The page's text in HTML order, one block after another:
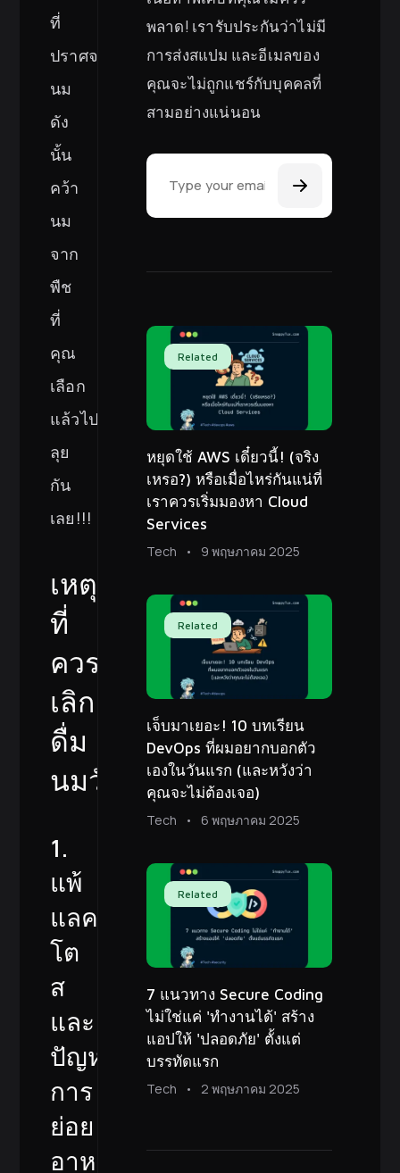
ที่
ปราศจาก
นม
ดัง
นั้น
คว้า
นม
จาก
พืช
ที่
คุณ
เลือก
แล้วไป
ลุย
กัน
เลย!!!
เหตุผล
ที่
ควร
เลิก
ดื่ม
นมวัว
1.
แพ้
แลค
โต
ส
และ
ปัญหา
การ
ย่อย
อาหาร
พลาด! เรารับประกันว่าไม่มี
การส่งสแปม และอีเมลของ
คุณจะไม่ถูกแชร์กับบุคคลที่
สามอย่างแน่นอน
Related
หยุดใช้ AWS เดี๋ยวนี้! (จริง
เหรอ?) หรือเมื่อไหร่กันแน่ที่
เราควรเริ่มมองหา Cloud
Services
Tech 9 พฤษภาคม 2025
Related
เจ็บมาเยอะ! 10 บทเรียน
DevOps ที่ผมอยากบอกตัว
เองในวันแรก (และหวังว่า
คุณจะไม่ต้องเจอ)
Tech 6 พฤษภาคม 2025
Related
7 แนวทาง Secure Coding
ไม่ใช่แค่ 'ทำงานได้' สร้าง
แอปให้ 'ปลอดภัย' ตั้งแต่
บรรทัดแรก
Tech 2 พฤษภาคม 2025